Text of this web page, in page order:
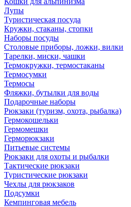
Лупы
Туристическая посуда
Кружки, стаканы, стопки
Наборы посуды
Столовые приборы, ложки, вилки
Тарелки, миски, чашки
Термокружки, термостаканы
Термосумки
Термосы
Фляжки, бутылки для воды
Подарочные наборы
Рюкзаки (туризм, охота, рыбалка)
Гермокошельки
Гермомешки
Герморюкзаки
Питьевые системы
Рюкзаки для охоты и рыбалки
Тактические рюкзаки
Туристические рюкзаки
Чехлы для рюкзаков
Подсумки
Кемпинговая мебель